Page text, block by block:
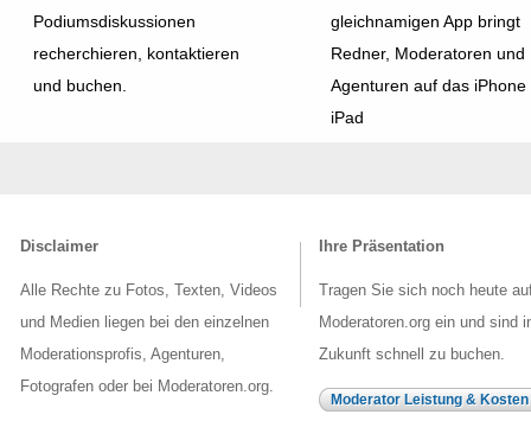
Podiumsdiskussionen
recherchieren, kontaktieren
und buchen.
gleichnamigen App bringt
Redner, Moderatoren und
Agenturen auf das iPhone
iPad
Disclaimer
Alle Rechte zu Fotos, Texten, Videos
und Medien liegen bei den einzelnen
Moderationsprofis, Agenturen,
Fotografen oder bei Moderatoren.org.
Ihre Präsentation
Tragen Sie sich noch heute
Moderatoren.org ein und sind
Zukunft schnell zu buchen.
Moderator Leistung & Kosten